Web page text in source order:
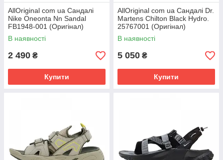
AllOriginal com ua Сандалі
Nike Oneonta Nn Sandal
FB1948-001 (Оригінал)
РОЗМІРИ ЗАПИТУЙТЕ
В наявності
2 490 ₴
Купити
AllOriginal com ua Сандалі Dr.
Martens Chilton Black Hydro.
25767001 (Оригінал)
РОЗМІРИ ЗАПИТУЙТЕ
В наявності
5 050 ₴
Купити